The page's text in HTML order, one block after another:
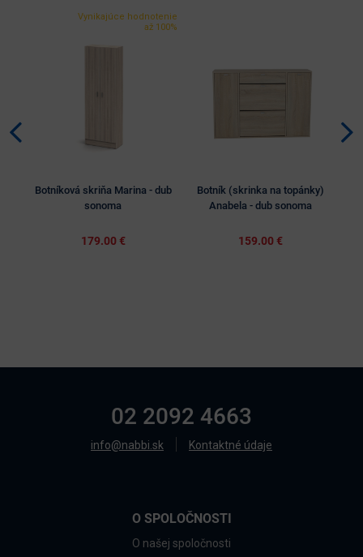
Vynikajúce hodnotenie
až 100%
Botníková skriňa Marina - dub
sonoma
179.00 €
Botník (skrinka na topánky)
Anabela - dub sonoma
159.00 €
02 2092 4663
info@nabbi.sk Kontaktné údaje
O SPOLOČNOSTI
O našej spoločnosti